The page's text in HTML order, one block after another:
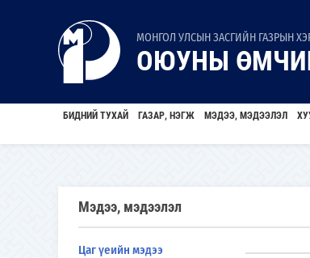
МОНГОЛ УЛСЫН ЗАСГИЙН ГАЗРЫН
ОЮУНЫ
БИДНИЙ ТУХАЙ ГАЗАР, НЭГЖ МЭДЭЭ, МЭДЭЭЛЭЛ
Мэдээ, мэдээлэл
Цаг үеийн мэдээ